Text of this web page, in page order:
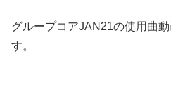
グループコアJAN21の使用曲
す。